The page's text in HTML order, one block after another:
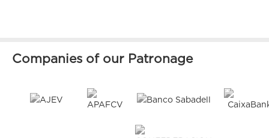
Companies of our Patronage